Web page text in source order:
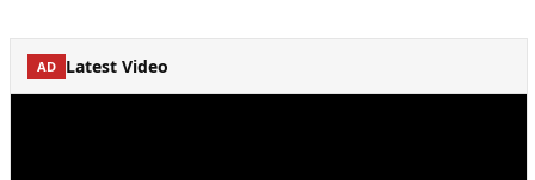
AD Latest Video